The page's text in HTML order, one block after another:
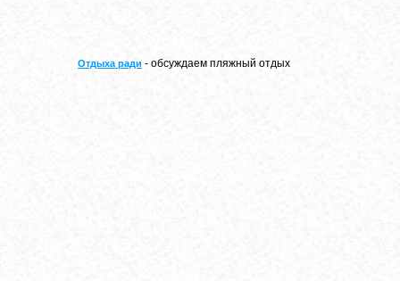
Отдыха ради - обсуждаем пляжный отдых